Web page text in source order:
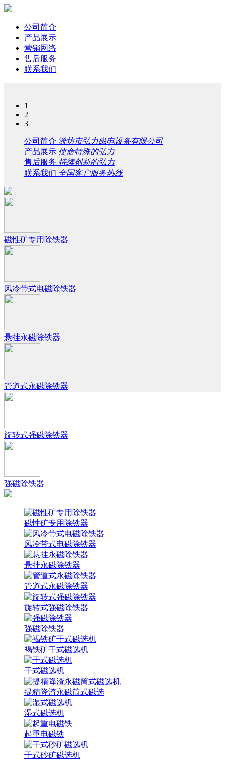
公司简介
产品展示
营销网络
售后服务
联系我们
1
2
3
公司简介 潍坊市弘力磁电设备有限公司
产品展示 使命特殊的弘力
售后服务 持续创新的弘力
联系我们 全国客户服务热线
磁性矿专用除铁器
风冷带式电磁除铁器
悬挂永磁除铁器
管道式永磁除铁器
旋转式强磁除铁器
强磁除铁器
磁性矿专用除铁器
风冷带式电磁除铁器
悬挂永磁除铁器
管道式永磁除铁器
旋转式强磁除铁器
强磁除铁器
褐铁矿干式磁选机
干式磁选机
提精降渣永磁筒式磁选
湿式磁选机
起重电磁铁
干式砂矿磁选机